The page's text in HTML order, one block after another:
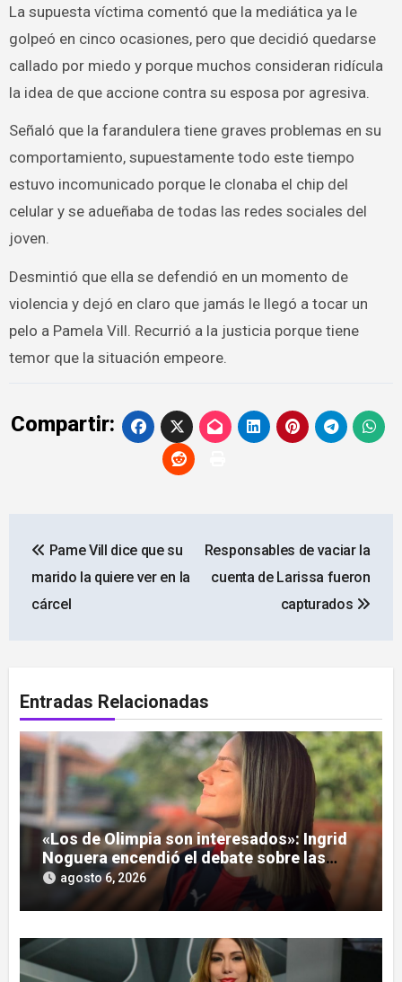
La supuesta víctima comentó que la mediática ya le
golpeó en cinco ocasiones, pero que decidió quedarse
callado por miedo y porque muchos consideran ridícula
la idea de que accione contra su esposa por agresiva.
Señaló que la farandulera tiene graves problemas en su
comportamiento, supuestamente todo este tiempo
estuvo incomunicado porque le clonaba el chip del
celular y se adueñaba de todas las redes sociales del
joven.
Desmintió que ella se defendió en un momento de
violencia y dejó en claro que jamás le llegó a tocar un
pelo a Pamela Vill. Recurrió a la justicia porque tiene
temor que la situación empeore.
Compartir:
de
entradas
Pame Vill dice que su
marido la quiere ver en la
cárcel
Responsables de vaciar la
cuenta de Larissa fueron
capturados
Entradas Relacionadas
«Los de Olimpia son interesados»: Ingrid
Noguera encendió el debate sobre las
hinchadas
agosto 6, 2026